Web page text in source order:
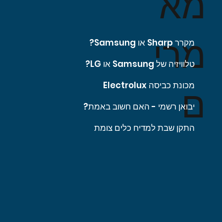
מרי
ם
מקרר Sharp או Samsung?
טלוויזיה של Samsung או LG?
מכונת כביסה Electrolux
יבואן רשמי - האם חשוב באמת?
התקן שבת למדיח כלים צומת